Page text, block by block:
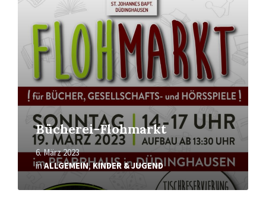
Bücherei-Flohmarkt
6. März 2023
inALLGEMEIN,KINDER & JUGEND